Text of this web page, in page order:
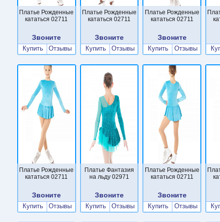
Платье Рожденные
кататься 02711
Звоните
Купить Отзывы
Платье Рожденные
кататься 02711
Звоните
Купить Отзывы
Платье Рожденные
кататься 02711
Звоните
Купить Отзывы
Платье Рожденные
кататься 02711
Звоните
Купить Отзывы
Платье Фантазия
на льду 02971
Звоните
Купить Отзывы
Платье Рожденные
кататься 02711
Звоните
Купить Отзывы